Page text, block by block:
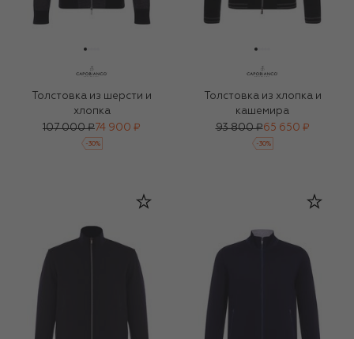
Толстовка из шерсти и
хлопка
107 000 ₽74 900 ₽
-30%
Толстовка из хлопка и
кашемира
93 800 ₽65 650 ₽
-30%